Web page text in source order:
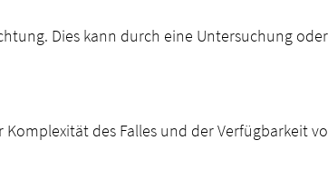
Dies kann durch eine Untersuchung
des Falles und der Verfügbarkeit